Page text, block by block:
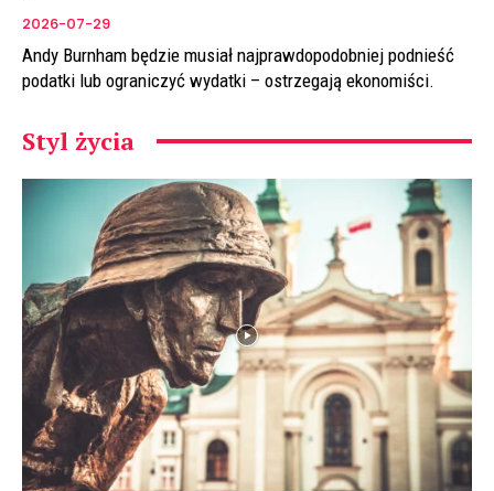
2026-07-29
Andy Burnham będzie musiał najprawdopodobniej podnieść
podatki lub ograniczyć wydatki – ostrzegają ekonomiści.
Styl życia